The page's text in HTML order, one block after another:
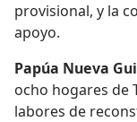
provisional, y la
apoyo.
Papúa Nueva
ocho hogares de
labores de